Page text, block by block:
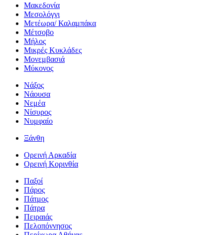
Μακεδονία
Μεσολόγγι
Μετέωρα/ Καλαμπάκα
Μέτσοβο
Μήλος
Μικρές Κυκλάδες
Μονεμβασιά
Μύκονος
Νάξος
Νάουσα
Νεμέα
Νίσυρος
Νυμφαίο
Ξάνθη
Ορεινή Αρκαδία
Ορεινή Κορινθία
Παξοί
Πάρος
Πάτμος
Πάτρα
Πειραιάς
Πελοπόννησος